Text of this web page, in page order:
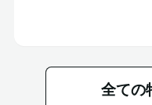
全ての